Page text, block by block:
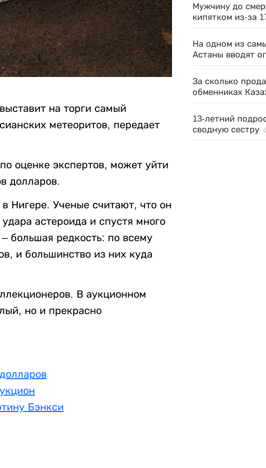
на торги самый
метеоритов, передает
оценке экспертов, может уйти
долларов.
Нигере. Ученые считают, что он
астероида и спустя много
большая редкость: по всему
и большинство из них куда
В аукционном
но и прекрасно
Бэнкси
Мужчину до
кипятком из-за
На одном из
Астаны вводят
За сколько
обменниках
13-летний
сводную сестру